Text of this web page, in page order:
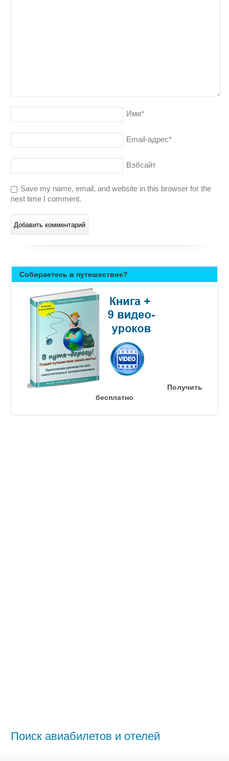
Имя*
Email-адрес*
Вэбсайт
Save my name, email, and website in this browser for the
next time I comment.
Собираетесь в путешествие?
Получить
бесплатно
Поиск авиабилетов и отелей